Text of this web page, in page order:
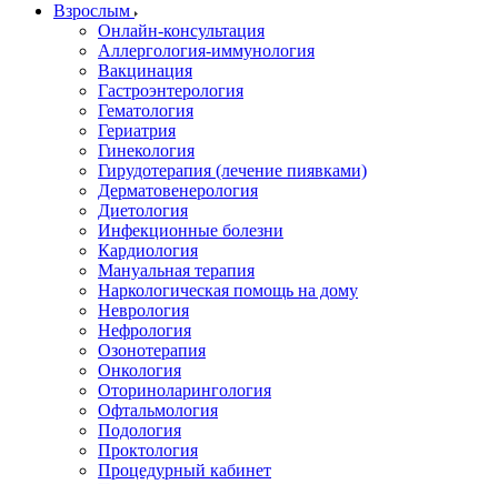
Взрослым
Онлайн-консультация
Аллергология-иммунология
Вакцинация
Гастроэнтерология
Гематология
Гериатрия
Гинекология
Гирудотерапия (лечение пиявками)
Дерматовенерология
Диетология
Инфекционные болезни
Кардиология
Мануальная терапия
Наркологическая помощь на дому
Неврология
Нефрология
Озонотерапия
Онкология
Оториноларингология
Офтальмология
Подология
Проктология
Процедурный кабинет